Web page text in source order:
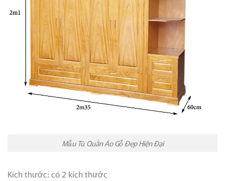
Mẫu Tủ Quần Áo Gỗ Đẹp Hiện Đại
Kích thước: có 2 kích thước